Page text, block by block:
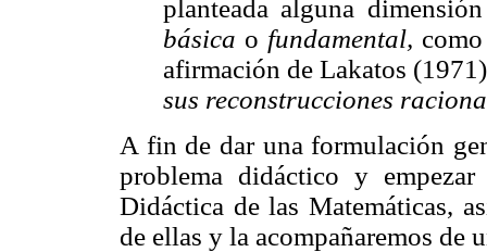
planteada alguna
básica o fundamental,
afirmación de Lakatos
sus reconstrucciones
A fin de dar una formulación
problema didáctico y
Didáctica de las Matemáticas,
de ellas y la acompañaremos de